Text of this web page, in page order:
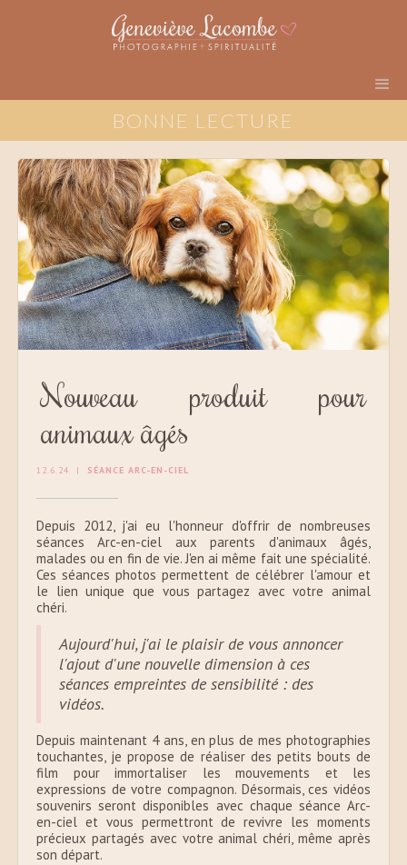
BONNE LECTURE
Nouveau produit pour
animaux âgés
12.6.24 | SÉANCE ARC-EN-CIEL
Depuis 2012, j'ai eu l'honneur d'offrir de nombreuses
séances Arc-en-ciel aux parents d'animaux âgés,
malades ou en fin de vie. J'en ai même fait une spécialité.
Ces séances photos permettent de célébrer l'amour et
le lien unique que vous partagez avec votre animal
chéri.
Aujourd'hui, j'ai le plaisir de vous annoncer
l'ajout d'une nouvelle dimension à ces
séances empreintes de sensibilité : des
vidéos.
Depuis maintenant 4 ans, en plus de mes photographies
touchantes, je propose de réaliser des petits bouts de
film pour immortaliser les mouvements et les
expressions de votre compagnon. Désormais, ces vidéos
souvenirs seront disponibles avec chaque séance Arc-
en-ciel et vous permettront de revivre les moments
précieux partagés avec votre animal chéri, même après
son départ.